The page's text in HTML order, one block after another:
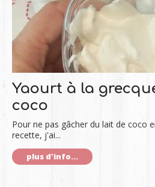
Yaourt à la
coco
Pour ne pas gâcher du lait de coco
recette, j'ai...
plus d'info...